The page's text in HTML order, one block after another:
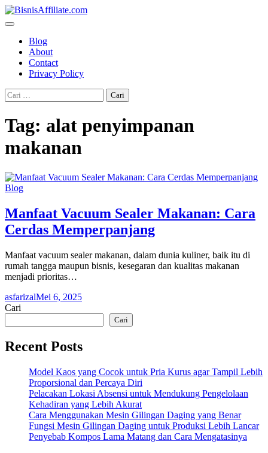
Skip
to
Blog
About
Contact
Privacy Policy
Cari
untuk:
Tag: alat penyimpanan
makanan
Blog
Manfaat Vacuum Sealer Makanan: Cara
Cerdas Memperpanjang
Manfaat vacuum sealer makanan, dalam dunia kuliner, baik itu di
rumah tangga maupun bisnis, kesegaran dan kualitas makanan
menjadi prioritas…
asfarizalMei 6, 2025
Cari
Cari
Recent Posts
Model Kaos yang Cocok untuk Pria Kurus agar Tampil Lebih
Proporsional dan Percaya Diri
Pelacakan Lokasi Absensi untuk Mendukung Pengelolaan
Kehadiran yang Lebih Akurat
Cara Menggunakan Mesin Gilingan Daging yang Benar
Fungsi Mesin Gilingan Daging untuk Produksi Lebih Lancar
Penyebab Kompos Lama Matang dan Cara Mengatasinya